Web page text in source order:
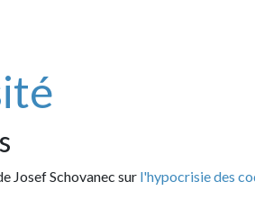
surl'hypocrisie des codes